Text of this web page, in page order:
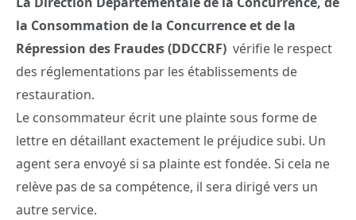
la Consommation de la Concurrence et de la
Répression des Fraudes (DDCCRF) vérifie le respect
des réglementations par les établissements de
restauration.
Le consommateur écrit une plainte sous forme de
lettre en détaillant exactement le préjudice subi. Un
agent sera envoyé si sa plainte est fondée. Si cela ne
relève pas de sa compétence, il sera dirigé vers un
autre service.